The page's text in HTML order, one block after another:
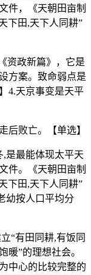
件，《天朝田亩制
下田,天下人同耕”
政新篇》，它是
方案。致命弱点是
4.天京事变是天平
败亡。【单选】
最能体现太平天
件。《天朝田亩制
下田,天下人同耕”
幼按人口平均分
“有田同耕,有饭同
暖”的理想社会。
中心的比较完整的